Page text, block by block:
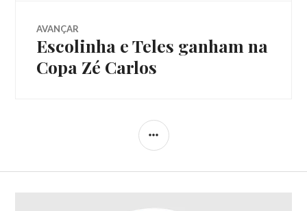
AVANÇAR
Escolinha e Teles ganham na
Copa Zé Carlos